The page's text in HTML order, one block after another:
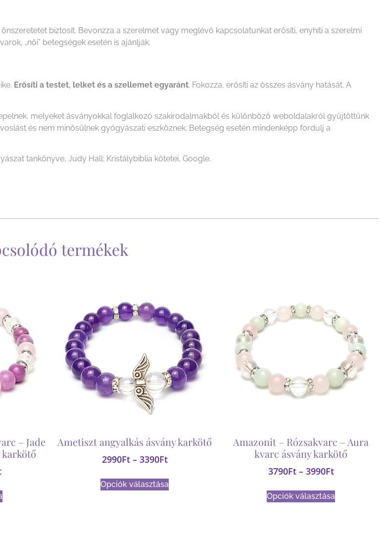
biztosít. Bevonzza a szerelmet vagy meglévő kapcsolatunkat erősíti, enyhíti a szerelmi
„női” betegségek esetén is ajánlják.
Erősíti a testet, lelket és a szellemet egyaránt. Fokozza, erősíti az összes ásvány hatását. A
melyeket ásványokkal foglalkozó szakirodalmakból és különböző weboldalakról gyűjtöttünk
és nem minősülnek gyógyászati eszköznek. Betegség esetén mindenképp fordulj a
tankönyve, Judy Hall: Kristálybiblia kötetei, Google.
termékek
– Jade
karkötő
Ametiszt angyalkás ásvány karkötő
2990Ft – 3390Ft
Opciók választása
Amazonit – Rózsakvarc – Aura
kvarc ásvány karkötő
3790Ft – 3990Ft
Opciók választása